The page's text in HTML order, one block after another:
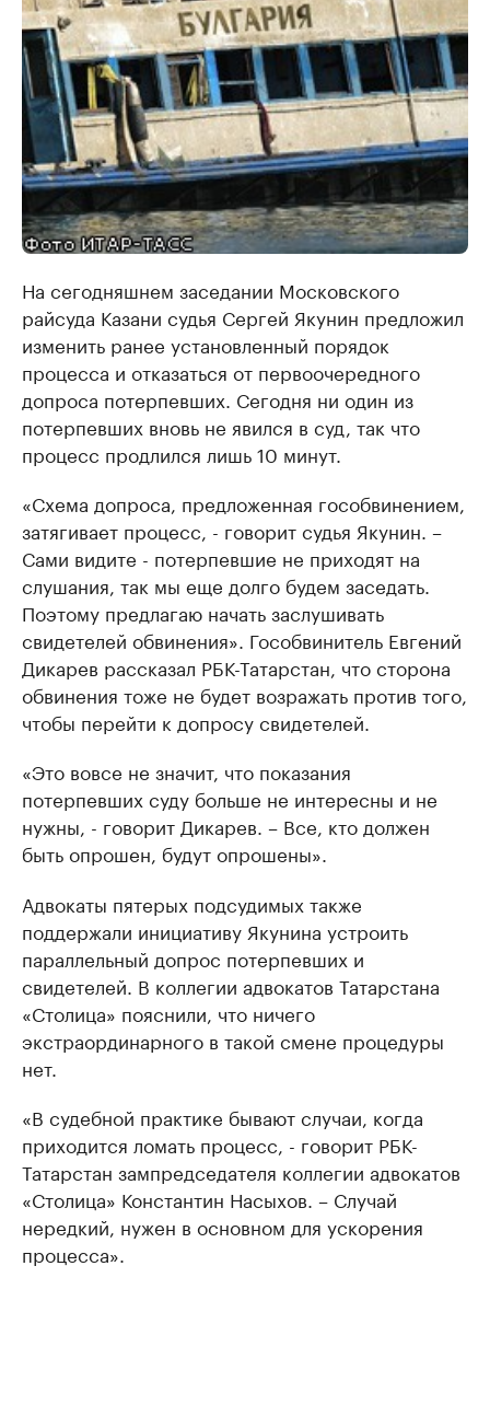
На сегодняшнем заседании Московского
райсуда Казани судья Сергей Якунин предложил
изменить ранее установленный порядок
процесса и отказаться от первоочередного
допроса потерпевших. Сегодня ни один из
потерпевших вновь не явился в суд, так что
процесс продлился лишь 10 минут.
«Схема допроса, предложенная гособвинением,
затягивает процесс, - говорит судья Якунин. –
Сами видите - потерпевшие не приходят на
слушания, так мы еще долго будем заседать.
Поэтому предлагаю начать заслушивать
свидетелей обвинения». Гособвинитель Евгений
Дикарев рассказал РБК-Татарстан, что сторона
обвинения тоже не будет возражать против того,
чтобы перейти к допросу свидетелей.
«Это вовсе не значит, что показания
потерпевших суду больше не интересны и не
нужны, - говорит Дикарев. – Все, кто должен
быть опрошен, будут опрошены».
Адвокаты пятерых подсудимых также
поддержали инициативу Якунина устроить
параллельный допрос потерпевших и
свидетелей. В коллегии адвокатов Татарстана
«Столица» пояснили, что ничего
экстраординарного в такой смене процедуры
нет.
«В судебной практике бывают случаи, когда
приходится ломать процесс, - говорит РБК-
Татарстан зампредседателя коллегии адвокатов
«Столица» Константин Насыхов. – Случай
нередкий, нужен в основном для ускорения
процесса».